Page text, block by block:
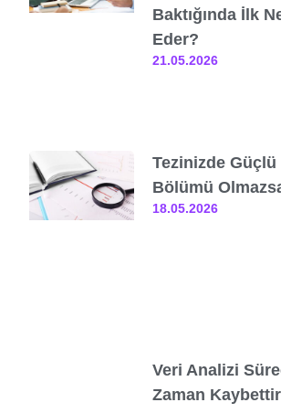
Baktığında İlk
Eder?
21.05.2026
Tezinizde
Bölümü
18.05.2026
Veri Analizi
Zaman